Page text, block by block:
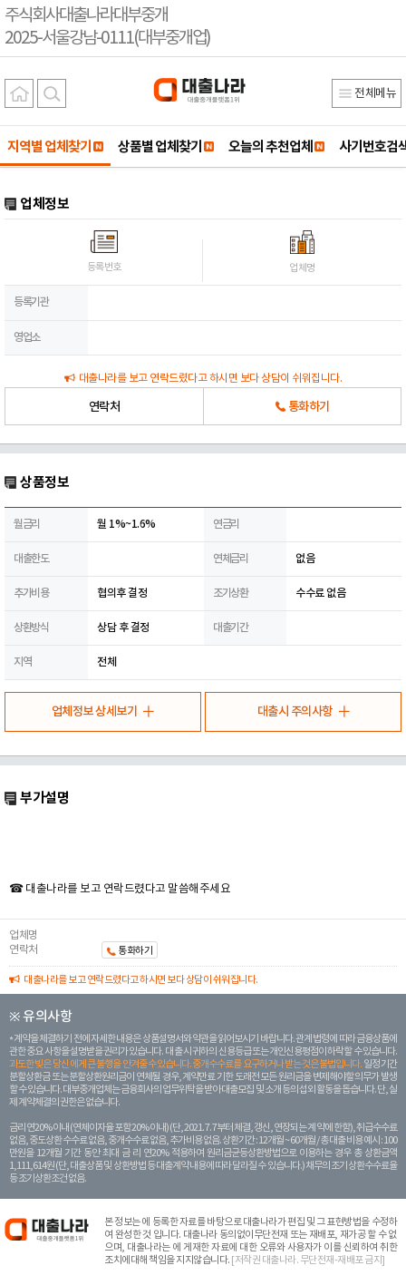
주식회사대출나라대부중개
2025-서울강남-0111(대부중개업)
전체메뉴
지역별 업체찾기 상품별 업체찾기 오늘의 추천업체 사기번호검
업체정보
등록번호 업체명
등록기관
영업소
대출나라를 보고 연락드렸다고 하시면 보다 상담이 쉬워집니다.
연락처 통화하기
상품정보
월금리 월 1%~1.6% 연금리
대출한도 연체금리 없음
추가비용 협의후 결정 조기상환 수수료 없음
상환방식 상담 후 결정 대출기간
지역 전체
업체정보 상세보기 대출시 주의사항
부가설명
☎ 대출나라를 보고 연락드렸다고 말씀해주세요
업체명
연락처
통화하기
대출나라를 보고 연락드렸다고 하시면 보다 상담이 쉬워집니다.
※ 유의사항
계약을 체결하기 전에 자세한 내용은 상품설명서와 약관을 읽어보시기 바랍니다. 관계 법령에 따라 금융상품에
관한 중요 사항을 설명받을 권리가 있습니다. 대 출 시 귀하의 신용등급 또는 개인신용평점이 하락할 수 있습니다.
과도한 빚은 당신 에게 큰 불행을 안겨줄 수 있습니다. 중개수수료를 요구하거나 받는 것은 불법입니다. 일정 기간
분할상환금 또는 분할상환원리금이 연체될 경우, 계약만료 기한 도래전 모든 원리금을 변제해야할 의무가 발생
할 수 있습니다. 대부중개업체는 금융회사의 업무위탁을 받아 대출모집 및 소개 등의 섭외 활동을 돕습니다. 단, 실
제 계약체결의 권한은 없습니다.
금리 연20% 이내 (연체이자율 포함 20% 이내) (단, 2021. 7. 7부터 체결, 갱신, 연장되는 계 약에 한함), 취급수수료
없음, 중도상환 수수료 없음, 중개수수료 없음, 추가비용 없음. 상환기간 : 12개월 ~ 60개월 / 총 대출 비용 예시 : 100
만원을 12개월 기간 동안 최대 금 리 연20% 적용하여 원리금균등상환방법으로 이용하는 경우 총 상환금액
1,111,614원 (단, 대출상품 및 상환방법 등 대출계약 내용에 따라 달라질 수 있습니다.) 채무의 조기 상환수수료율
등 조기상환조건 없음.
본 정보는에 등록한 자료를 바탕으로 대출나라가 편집 및 그 표현방법을 수정하
여 완성한 것 입니다. 대출나라 동의없이무단전재 또는 재배포, 재가공 할 수 없
으며, 대출나라는 에 게재한 자료에 대한 오류와 사용자가 이를 신뢰하여 취한
조치에대해 책임을 지지않습니다. [저작권 대출나라. 무단전재-재배포 금지]